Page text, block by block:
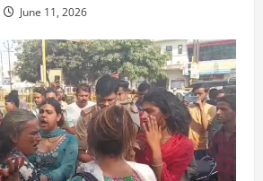
June 11, 2026